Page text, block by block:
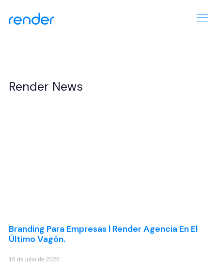
Render News
Branding Para Empresas | Render Agencia En El
Último Vagón.
16 de julio de 2026